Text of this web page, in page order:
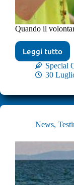
Quando il
Leggi tutto
Special
30
News,